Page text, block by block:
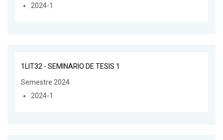
2024-1
1LIT32 - SEMINARIO DE TESIS 1
Semestre 2024
2024-1